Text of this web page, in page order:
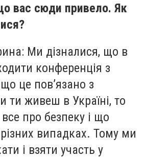
вас сюди привело. Як
Ми дізналися, що в
конференція з
що це пов’язано з
ти живеш в Україні, то
про безпеку і що
випадках. Тому ми
і взяти участь у